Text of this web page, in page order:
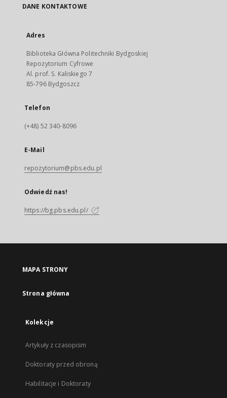
DANE KONTAKTOWE
Adres
Biblioteka Główna Politechniki Bydgoskiej
Repozytorium Cyfrowe
Al. prof. S. Kaliskiego 7
85-796 Bydgoszcz
Telefon
(+48) 52 340-8096
E-Mail
repozytorium@pbs.edu.pl
Odwiedź nas!
https://bg.pbs.edu.pl/
MAPA STRONY
Strona główna
Kolekcje
Artykuły z czasopism
Doktoraty przed obroną
Habilitacje i Doktoraty